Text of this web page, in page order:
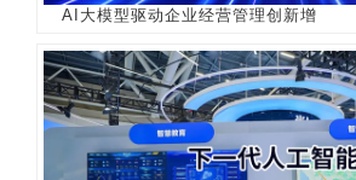
AI大模型驱动企业经营管理创新增